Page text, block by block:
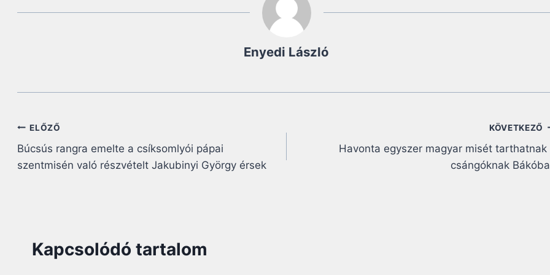
Enyedi László
Bejegyzés
navigáció
ELŐZŐ
Búcsús rangra emelte a csíksomlyói pápai
szentmisén való részvételt Jakubinyi György érsek
KÖVETKEZŐ
Havonta egyszer magyar misét tarthatnak
csángóknak
Kapcsolódó tartalom